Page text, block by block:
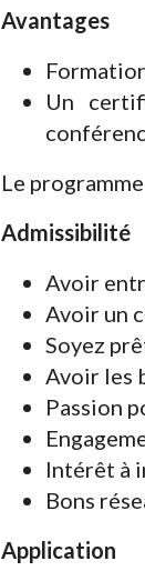
Avantages
Un
Le
Admissibilité
Avoir
Avoir un
Soyez
Avoir les
Passion
Intérêt à
Bons
Application